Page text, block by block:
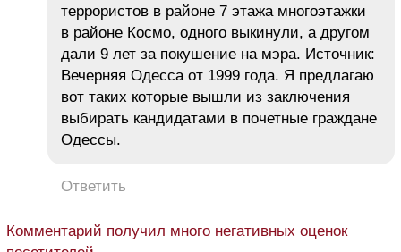
террористов в районе 7 этажа многоэтажки
в районе Космо, одного выкинули, а другом
дали 9 лет за покушение на мэра. Источник:
Вечерняя Одесса от 1999 года. Я предлагаю
вот таких которые вышли из заключения
выбирать кандидатами в почетные граждане
Одессы.
Ответить
Комментарий получил много негативных оценок